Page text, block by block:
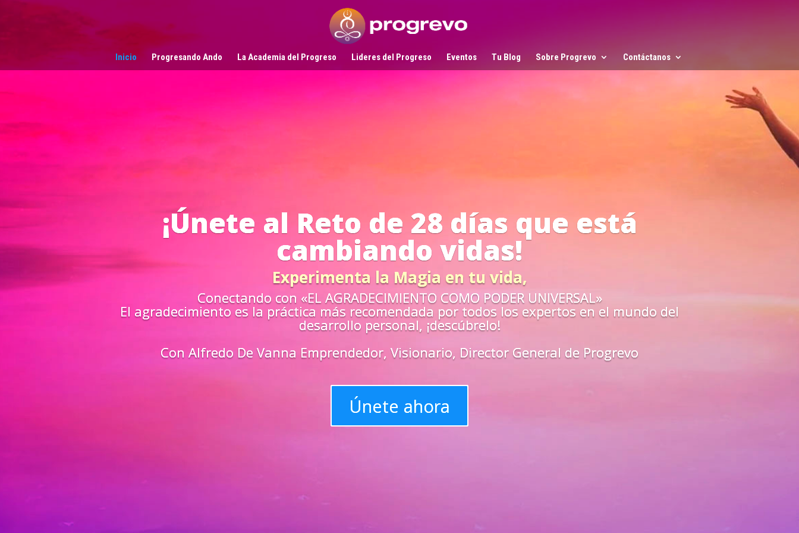
Inicio Progresando Ando La Academia del Progreso Lideres del Progreso Eventos Tu Blog Sobre Progrevo Contáctanos
Reproductor
Líderes del Progreso
en Acción
¿Sientes que no estás preparado para los
retos de la vida?
Aprende«EN VIVO» de los mejores guías y
maestros y superarte
progreso